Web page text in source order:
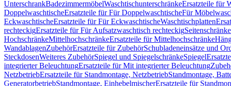
UnterschrankBadezimmermöbelWaschtischunterschränkeErsatzteile für
DoppelwaschtischeErsatzteile für Für DoppelwaschtischeFür
EckwaschtischeErsatzteile für Für EckwaschtischeWaschtischplatten
rechteckigErsatzteile für Für Aufsatzwaschtisch rechteckigSeitenschränke
HochschränkeMittelhochschränkeErsatzteile für Mittelhochschränke
WandablagenZubehörErsatzteile für ZubehörSchubladeneinsätze und
SteckdosenWeiteres ZubehörSpiegel und SpiegelschränkeSpiegel
integrierter BeleuchtungErsatzteile für Mit integrierter Beleuchtung
NetzbetriebErsatzteile für Standmontage, NetzbetriebStandmontage,
GeneratorbetriebStandmontage, EinhebelmischerErsatzteile für